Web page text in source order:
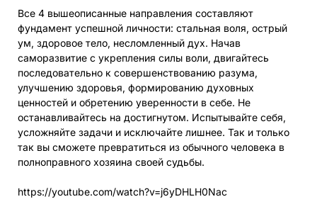
Все 4 вышеописанные направления составляют
фундамент успешной личности: стальная воля, острый
ум, здоровое тело, несломленный дух. Начав
саморазвитие с укрепления силы воли, двигайтесь
последовательно к совершенствованию разума,
улучшению здоровья, формированию духовных
ценностей и обретению уверенности в себе. Не
останавливайтесь на достигнутом. Испытывайте себя,
усложняйте задачи и исключайте лишнее. Так и только
так вы сможете превратиться из обычного человека в
полноправного хозяина своей судьбы.
https://youtube.com/watch?v=j6yDHLH0Nac